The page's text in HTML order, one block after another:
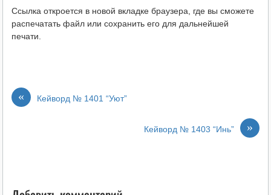
Ссылка откроется в новой вкладке браузера, где вы сможете
распечатать файл или сохранить его для дальнейшей
печати.
« Кейворд № 1401 “Уют”
»
Кейворд № 1403 “Инь”